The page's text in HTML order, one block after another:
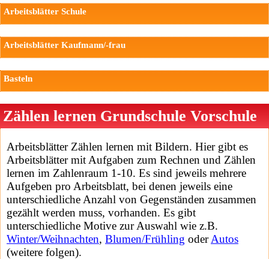
Arbeitsblätter Schule
Arbeitsblätter Kaufmann/-frau
Basteln
Zählen lernen Grundschule Vorschule
Arbeitsblätter Zählen lernen mit Bildern. Hier gibt es
Arbeitsblätter mit Aufgaben zum Rechnen und Zählen
lernen im Zahlenraum 1-10. Es sind jeweils mehrere
Aufgeben pro Arbeitsblatt, bei denen jeweils eine
unterschiedliche Anzahl von Gegenständen zusammen
gezählt werden muss, vorhanden. Es gibt
unterschiedliche Motive zur Auswahl wie z.B.
Winter/Weihnachten, Blumen/Frühling oderAutos
(weitere folgen).